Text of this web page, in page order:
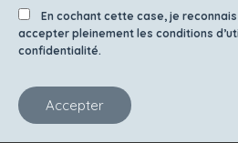
En cochant cette case, je
accepter pleinement les conditions
confidentialité.
Accepter